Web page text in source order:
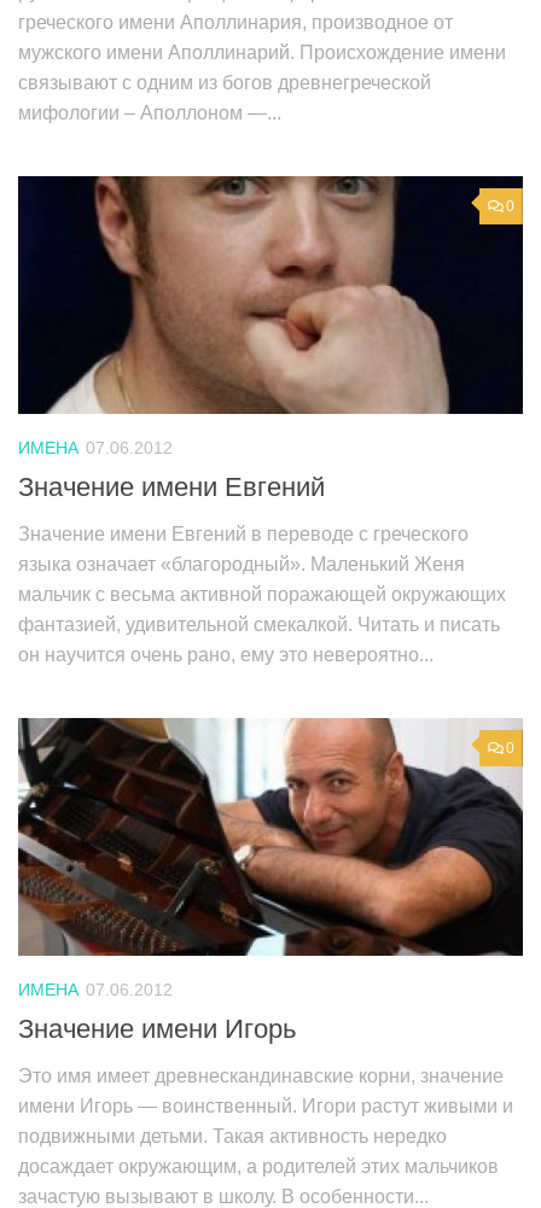
греческого имени Аполлинария, производное от
мужского имени Аполлинарий. Происхождение имени
связывают с одним из богов древнегреческой
мифологии – Аполлоном —...
0
ИМЕНА 07.06.2012
Значение имени Евгений
Значение имени Евгений в переводе с греческого
языка означает «благородный». Маленький Женя
мальчик с весьма активной поражающей окружающих
фантазией, удивительной смекалкой. Читать и писать
он научится очень рано, ему это невероятно...
0
ИМЕНА 07.06.2012
Значение имени Игорь
Это имя имеет древнескандинавские корни, значение
имени Игорь — воинственный. Игори растут живыми и
подвижными детьми. Такая активность нередко
досаждает окружающим, а родителей этих мальчиков
зачастую вызывают в школу. В особенности...